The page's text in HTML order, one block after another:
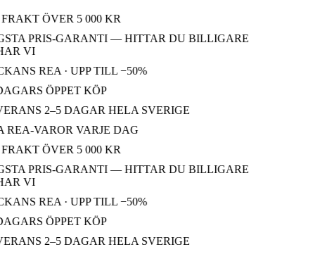
ÖVER 5 000 KR
PRIS-GARANTI — HITTAR DU BILLIGARE
VI
REA · UPP TILL −50%
ÖPPET KÖP
2–5 DAGAR HELA SVERIGE
VAROR VARJE DAG
ÖVER 5 000 KR
PRIS-GARANTI — HITTAR DU BILLIGARE
VI
REA · UPP TILL −50%
ÖPPET KÖP
2–5 DAGAR HELA SVERIGE